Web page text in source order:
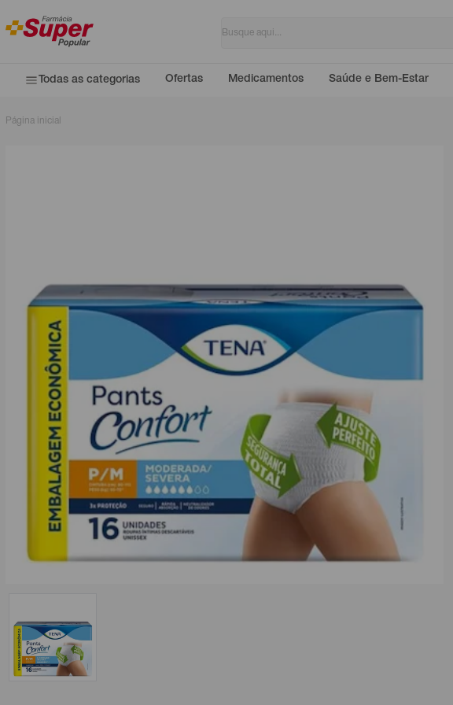
Todas as categorias Ofertas Medicamentos Saúde e Bem-Estar
Página inicial